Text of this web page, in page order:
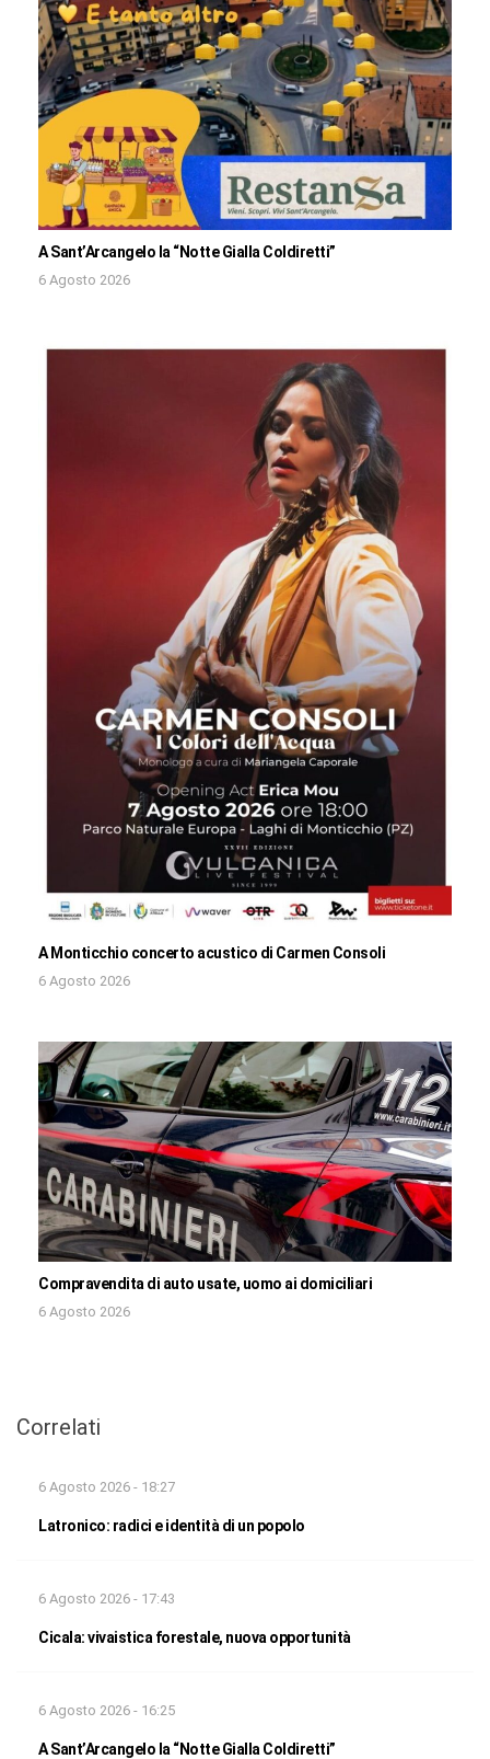
A Sant’Arcangelo la “Notte Gialla Coldiretti”
6 Agosto 2026
A Monticchio concerto acustico di Carmen Consoli
6 Agosto 2026
Compravendita di auto usate, uomo ai domiciliari
6 Agosto 2026
Correlati
6 Agosto 2026 - 18:27
Latronico: radici e identità di un popolo
6 Agosto 2026 - 17:43
Cicala: vivaistica forestale, nuova opportunità
6 Agosto 2026 - 16:25
A Sant’Arcangelo la “Notte Gialla Coldiretti”